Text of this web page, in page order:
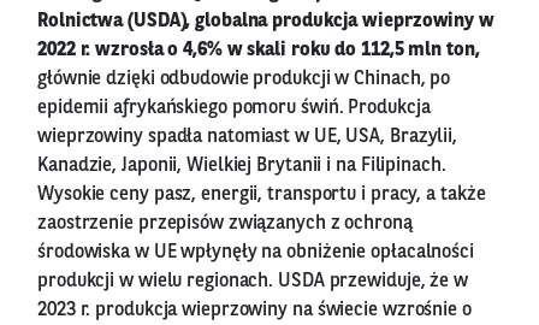
Rolnictwa (USDA), globalna produkcja wieprzowiny w
2022 r. wzrosła o 4,6% w skali roku do 112,5 mln ton,
głównie dzięki odbudowie produkcji w Chinach, po
epidemii afrykańskiego pomoru świń. Produkcja
wieprzowiny spadła natomiast w UE, USA, Brazylii,
Kanadzie, Japonii, Wielkiej Brytanii i na Filipinach.
Wysokie ceny pasz, energii, transportu i pracy, a także
zaostrzenie przepisów związanych z ochroną
środowiska w UE wpłynęły na obniżenie opłacalności
produkcji w wielu regionach. USDA przewiduje, że w
2023 r. produkcja wieprzowiny na świecie wzrośnie o